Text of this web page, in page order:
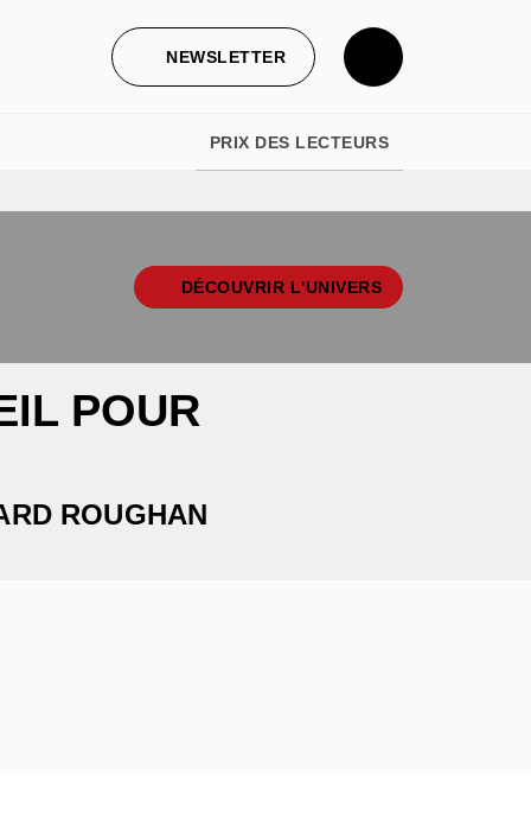
NEWSLETTER
PRIX DES LECTEURS
DÉCOUVRIR L'UNIVERS
POUR
ROUGHAN